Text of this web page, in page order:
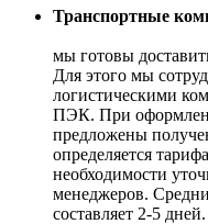
Транспортные
мы готовы
Для этого мы
логистическими
ПЭК. При
предложены
определяется
необходимости
менеджеров.
составляет 2-5 дней.